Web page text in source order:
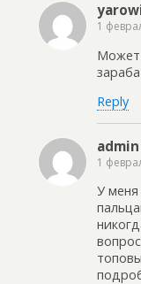
1
Может
Reply
admin
1
У